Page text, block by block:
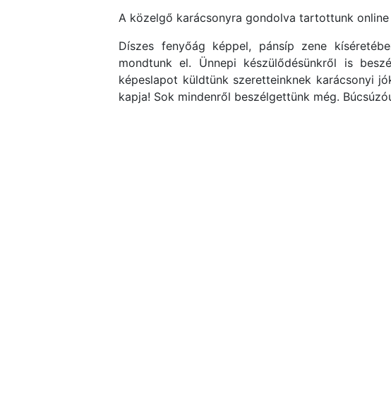
A közelgő karácsonyra gondolva tartottunk
Díszes fenyőág képpel, pánsíp zene
mondtunk el. Ünnepi készülődésünkről is
képeslapot küldtünk szeretteinknek karácsonyi
kapja! Sok mindenről beszélgettünk még.